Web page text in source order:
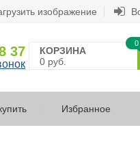
изображение
37
КОРЗИНА
0 руб.
0
Избранное